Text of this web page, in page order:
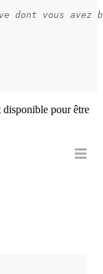
dont vous avez
disponible pour être